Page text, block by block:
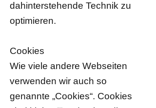
dahinterstehende Technik zu
optimieren.
Cookies
Wie viele andere Webseiten
verwenden wir auch so
genannte „Cookies“. Cookies